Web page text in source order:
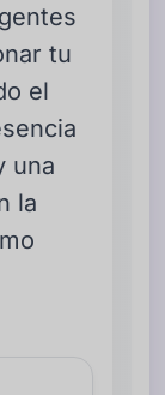
tu
el
una
la